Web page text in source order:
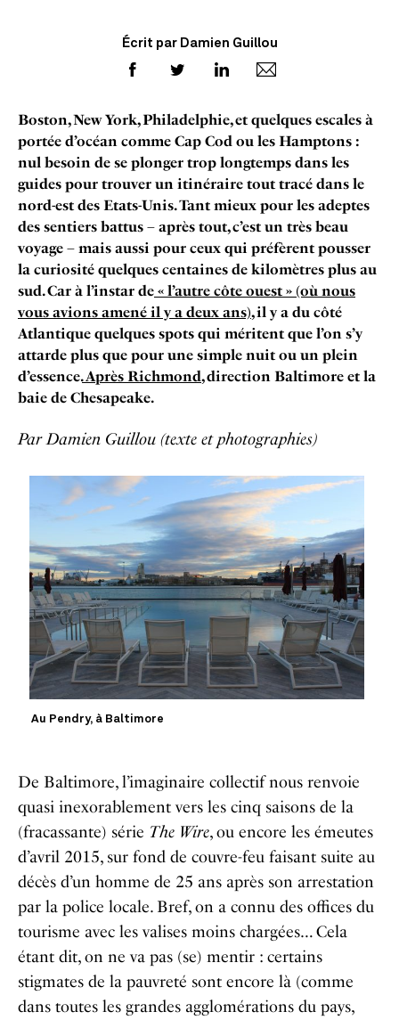
Écrit par Damien Guillou
Boston, New York, Philadelphie, et quelques escales à
portée d’océan comme Cap Cod ou les Hamptons :
nul besoin de se plonger trop longtemps dans les
guides pour trouver un itinéraire tout tracé dans le
nord-est des Etats-Unis. Tant mieux pour les adeptes
des sentiers battus – après tout, c’est un très beau
voyage – mais aussi pour ceux qui préfèrent pousser
la curiosité quelques centaines de kilomètres plus au
sud. Car à l’instar de « l’autre côte ouest » (où nous
vous avions amené il y a deux ans), il y a du côté
Atlantique quelques spots qui méritent que l’on s’y
attarde plus que pour une simple nuit ou un plein
d’essence. Après Richmond, direction Baltimore et la
baie de Chesapeake.
Par Damien Guillou (texte et photographies)
Au Pendry, à Baltimore
De Baltimore, l’imaginaire collectif nous renvoie
quasi inexorablement vers les cinq saisons de la
(fracassante) série The Wire, ou encore les émeutes
d’avril 2015, sur fond de couvre-feu faisant suite au
décès d’un homme de 25 ans après son arrestation
par la police locale. Bref, on a connu des offices du
tourisme avec les valises moins chargées… Cela
étant dit, on ne va pas (se) mentir : certains
stigmates de la pauvreté sont encore là (comme
dans toutes les grandes agglomérations du pays,